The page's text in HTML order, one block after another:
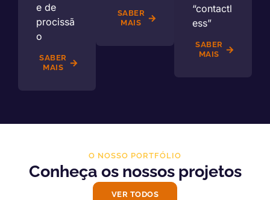
e de
procissã
o
SABER
MAIS
SABER
MAIS
“contactl
ess”
SABER
MAIS
O NOSSO PORTFÓLIO
Conheça os nossos projetos
VER TODOS